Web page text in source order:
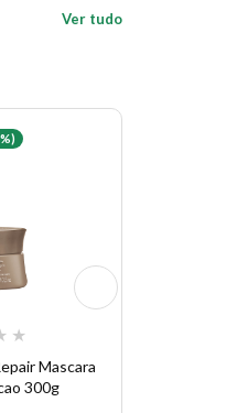
Ver tudo
★
Mascara
300g